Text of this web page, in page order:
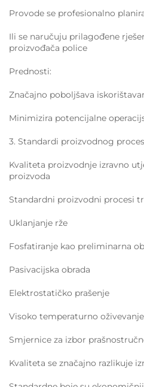
Provode se profesionalno
Ili se naručuju prilagođene
proizvođača police
Prednosti:
Značajno poboljšava
Minimizira potencijalne
3. Standardi proizvodnog
Kvaliteta proizvodnje izravno
proizvoda
Standardni proizvodni procesi
Uklanjanje rže
Fosfatiranje kao preliminarna
Pasivacijska obrada
Elektrostatičko prašenje
Visoko temperaturno oživevanje
Smjernice za izbor
Kvaliteta se značajno razlikuje